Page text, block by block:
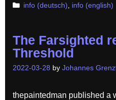
Categories
info (deutsch) info (english)
The Farsighted
Threshold
2022-03-28 by Johannes
thepaintedman published a